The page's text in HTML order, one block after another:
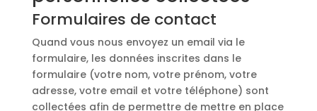
Formulaires de contact
Quand vous nous envoyez un email via le
formulaire, les données inscrites dans le
formulaire (votre nom, votre prénom, votre
adresse, votre email et votre téléphone) sont
collectées afin de permettre de mettre en place